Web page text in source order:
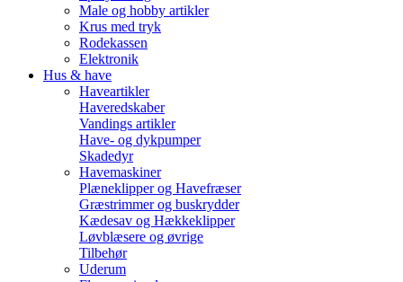
Male og hobby artikler
Krus med tryk
Rodekassen
Elektronik
Hus & have
Haveartikler
Haveredskaber
Vandings artikler
Have- og dykpumper
Skadedyr
Havemaskiner
Plæneklipper og Havefræser
Græstrimmer og buskrydder
Kædesav og Hækkeklipper
Løvblæsere og øvrige
Tilbehør
Uderum